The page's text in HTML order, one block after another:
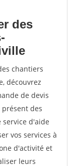
des
chantiers
découvrez
de devis
présent des
d'aide
vos services à
d'activité et
leurs